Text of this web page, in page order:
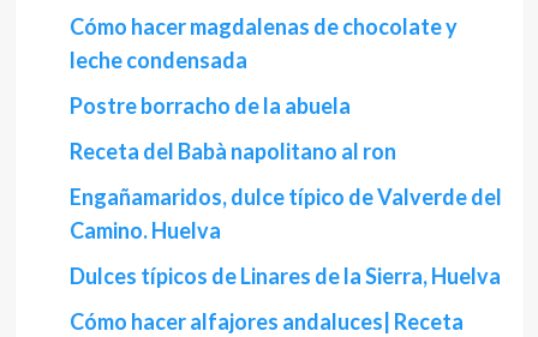
Cómo hacer magdalenas de chocolate y
leche condensada
Postre borracho de la abuela
Receta del Babà napolitano al ron
Engañamaridos, dulce típico de Valverde del
Camino. Huelva
Dulces típicos de Linares de la Sierra, Huelva
Cómo hacer alfajores andaluces| Receta